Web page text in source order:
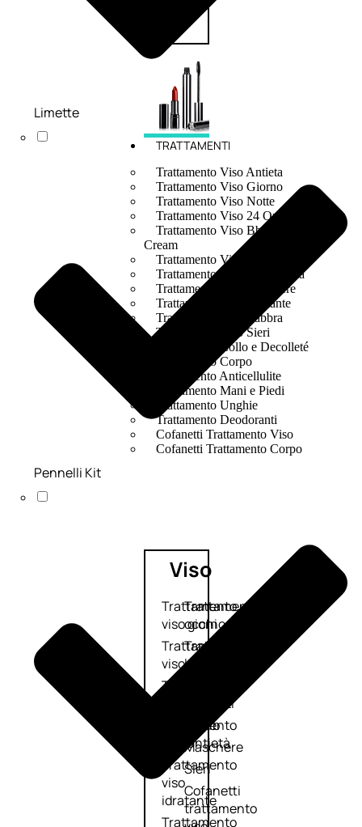
TRATTAMENTI
Trattamento Viso Antieta
Trattamento Viso Giorno
Trattamento Viso Notte
Trattamento Viso 24 Ore
Trattamento Viso Bb E Cc
Cream
Trattamento Viso Occhi
Trattamento Viso Detergenza
Trattamento Viso Maschere
Trattamento Viso Idratante
Trattamento Viso Labbra
Trattamento Viso Sieri
Trattamento Collo e Decolleté
Trattamento Corpo
Trattamento Anticellulite
Trattamento Mani e Piedi
Trattamento Unghie
Trattamento Deodoranti
Cofanetti Trattamento Viso
Cofanetti Trattamento Corpo
Viso
Trattamento
viso giorno
Trattamento
viso notte
Trattamento
Trattamento
viso antietà
Trattamento
viso
idratante
Trattamento
Trattamento
occhi
Trattamento
labbra
Detergenti
trattanti
Scrub
Maschere
Sieri
Cofanetti
trattamento
Limette
Pennelli Kit